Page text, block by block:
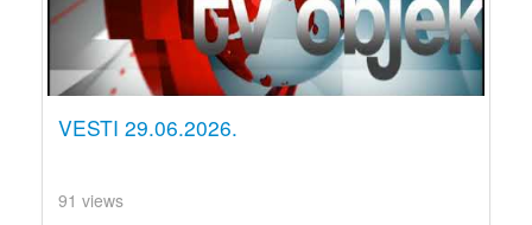
VESTI 29.06.2026.
91 views